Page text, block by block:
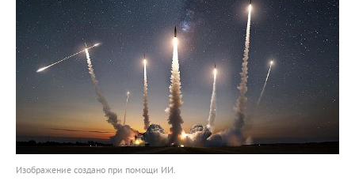
Изображение создано при помощи ИИ.